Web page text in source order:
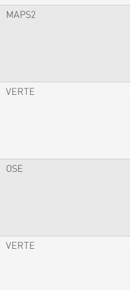
MAPS2
VERTE
OSE
VERTE